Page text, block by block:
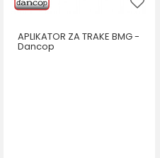
APLIKATOR ZA TRAKE BMG -
Dancop